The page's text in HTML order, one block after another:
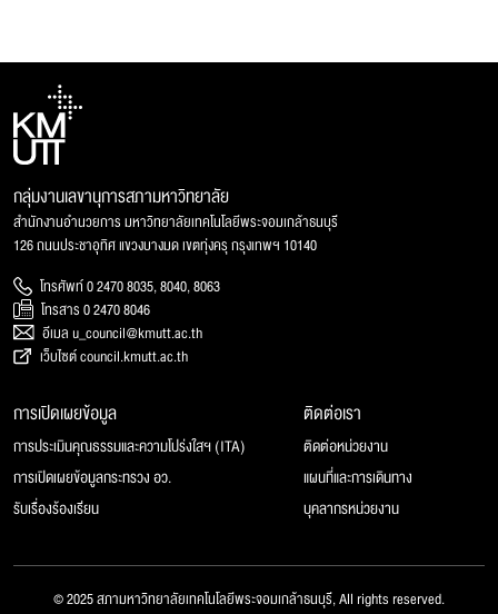
กลุ่มงานเลขานุการสภามหาวิทยาลัย
สำนักงานอำนวยการ มหาวิทยาลัยเทคโนโลยีพระจอมเกล้าธนบุรี
126 ถนนประชาอุทิศ แขวงบางมด เขตทุ่งครุ กรุงเทพฯ 10140
โทรศัพท์ 0 2470 8035, 8040, 8063
โทรสาร 0 2470 8046
อีเมล u_council@kmutt.ac.th
เว็บไซต์ council.kmutt.ac.th
การเปิดเผยข้อมูล
การประเมินคุณธรรมและความโปร่งใสฯ (ITA)
การเปิดเผยข้อมูลกระทรวง อว.
รับเรื่องร้องเรียน
ติดต่อเรา
ติดต่อหน่วยงาน
แผนที่และการเดินทาง
บุคลากรหน่วยงาน
© 2025 สภามหาวิทยาลัยเทคโนโลยีพระจอมเกล้าธนบุรี, All rights reserved.